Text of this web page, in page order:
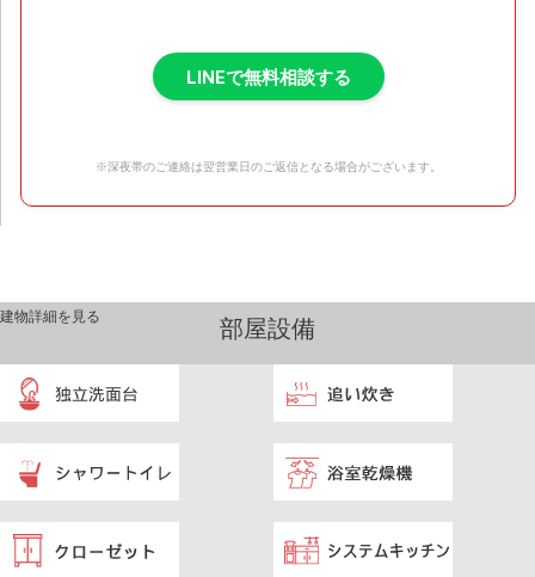
LINEで無料相談する
※深夜帯のご連絡は翌営業日のご返信となる場合がございます。
部屋設備
建物詳細を見る